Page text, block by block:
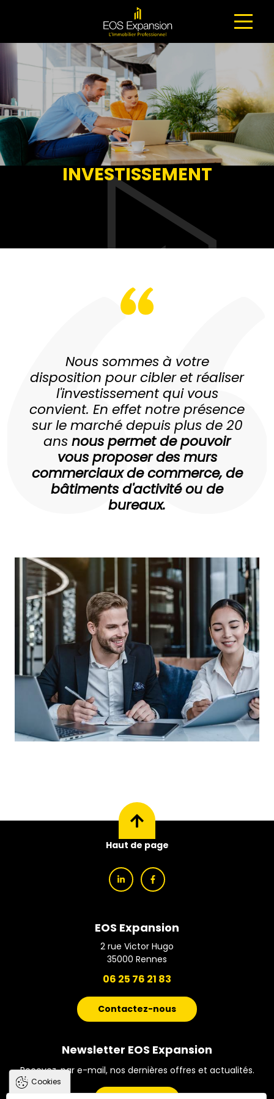
NAVIGATION PRINCIPALE
INVESTISSEMENT
Nous sommes à votre
disposition pour cibler et réaliser
l'investissementqui vous
convient. En effet notre présence
sur le marché depuis plus de 20
ansnous permet de pouvoir
vous proposer des murs
commerciaux de commerce,de
bâtiments d'activité ou de
bureaux.
Haut de page
EOS Expansion
2 rue Victor Hugo
35000 Rennes
06 25 76 21 83
Contactez-nous
Newsletter EOS Expansion
Recevez, par e-mail, nos dernières offres et actualités.
Cookies